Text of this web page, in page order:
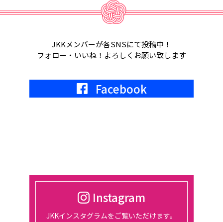
2月5日、2月6日、東京ビッグサイト
にて宿フェス開催。参加します。
2024/05/01
2024年7月9日
東京、都市センターホテルにて、総会
2024/01/30
JKKメンバーが各SNSにて投稿中！
フォロー・いいね！よろしくお願い致します
Facebook
Instagram
JKKインスタグラムをご覧いただけます。